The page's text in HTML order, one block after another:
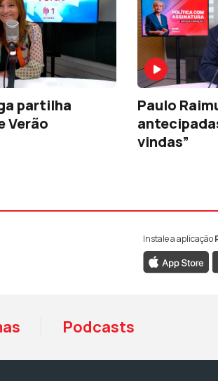
partilha
Verão
Paulo
vindas”
ao Facebook da RTP
ao Instagram da RTP
ao YouTube da
Instale a aplicação
Podcasts